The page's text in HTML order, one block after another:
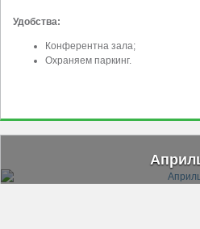
Удобства:
Конферентна зала;
Охраняем паркинг.